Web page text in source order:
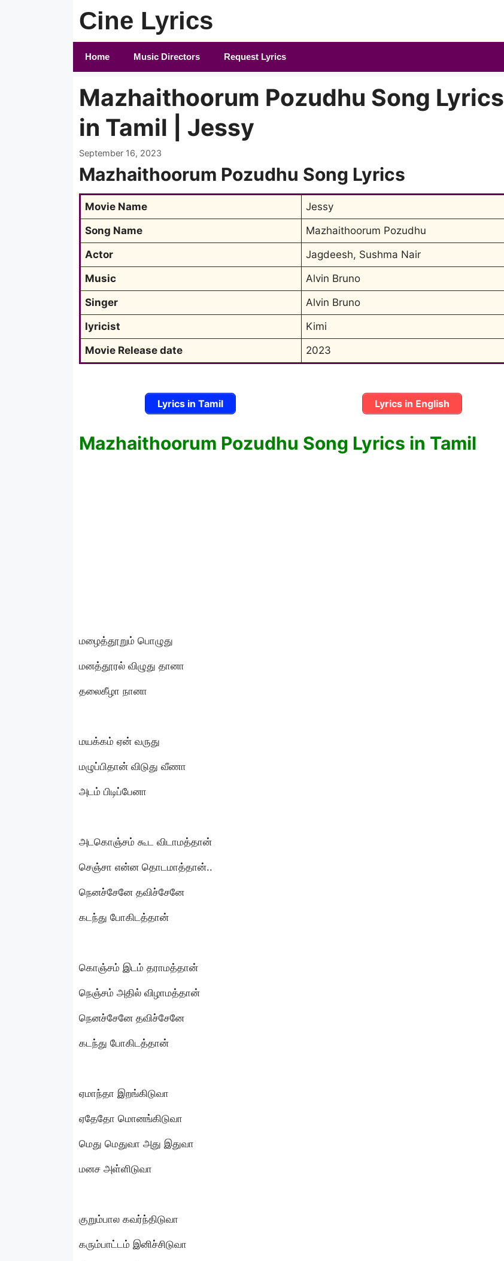
Cine Lyrics
Home Music Directors Request Lyrics
Mazhaithoorum Pozudhu Song Lyrics
in Tamil | Jessy
September 16, 2023
Mazhaithoorum Pozudhu Song Lyrics
Movie Name
Jessy
Song Name
Mazhaithoorum Pozudhu
Actor
Jagdeesh, Sushma Nair
Music
Alvin Bruno
Singer
Alvin Bruno
lyricist
Kimi
Movie Release date
2023
Lyrics in Tamil Lyrics in English
Mazhaithoorum Pozudhu Song Lyrics in Tamil
மழைத்தூறும் பொழுது
மனத்தூரல் விழுது தானா
தலைகீழா நானா
மயக்கம் ஏன் வருது
மழுப்பிதான் விடுது வீணா
அடம் பிடிப்பேனா
அடகொஞ்சம் கூட விடாமத்தான்
செஞ்சா என்ன தொடமாத்தான்..
நெனச்சேனே தவிச்சேனே
கடந்து போகிடத்தான்
கொஞ்சம் இடம் தராமத்தான்
நெஞ்சம் அதில் விழாமத்தான்
நெனச்சேனே தவிச்சேனே
கடந்து போகிடத்தான்
ஏமாந்தா இறங்கிடுவா
ஏதேதோ மொனங்கிடுவா
மெது மெதுவா அது இதுவா
மனச அள்ளிடுவா
குறும்பால கவர்ந்திடுவா
கரும்பாட்டம் இனிச்சிடுவா